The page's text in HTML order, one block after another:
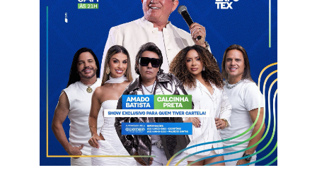
apresentado. O técnico comentou a boa relação com o
dirigente e destacou que estão trabalhando em conjunto na
montagem do elenco para a disputa da Série D do
Campeonato Brasileiro, principal objetivo do clube na
temporada. Ele também falou sobre os atletas que
permanecem no Galo.
— Existe um grupo de atletas que a princípio são
remanescentes e todos eles vão passar por um processo de
avaliação. Nós ainda não temos uma definição do números de